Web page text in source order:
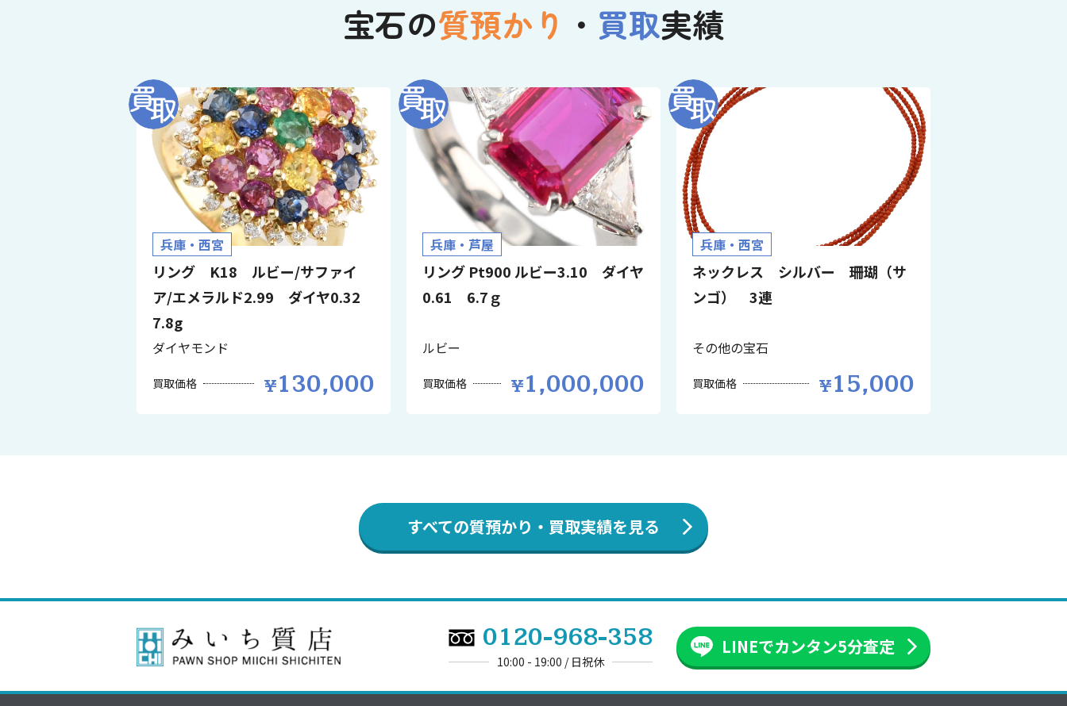
宝石の質預かり ・ 買取実績
兵庫・西宮
リング K18 ルビー/サファイ
ア/エメラルド2.99 ダイヤ0.32
7.8g
ダイヤモンド
買取価格 130,000
兵庫・芦屋
リング Pt900 ルビー3.10 ダイヤ
0.61 6.7ｇ
ルビー
買取価格 1,000,000
兵庫・西宮
ネックレス シルバー 珊瑚（サ
ンゴ） 3連
その他の宝石
買取価格 15,000
すべての質預かり・買取実績を見る
0120-968-358
10:00 - 19:00 / 日祝休
LINEでカンタン5分査定